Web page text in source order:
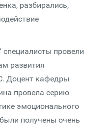
разбирались,
специалисты провели
развития
Доцент кафедры
провела серию
эмоционального
получены очень